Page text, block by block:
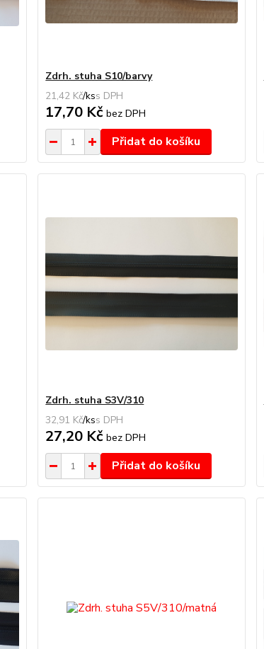
Zdrh. stuha S10/barvy
21,42 Kč/ks
17,70 Kčbez DPH
Přidat do košíku
Zdrh. stuha S3V/310
32,91 Kč/ks
27,20 Kčbez DPH
Přidat do košíku